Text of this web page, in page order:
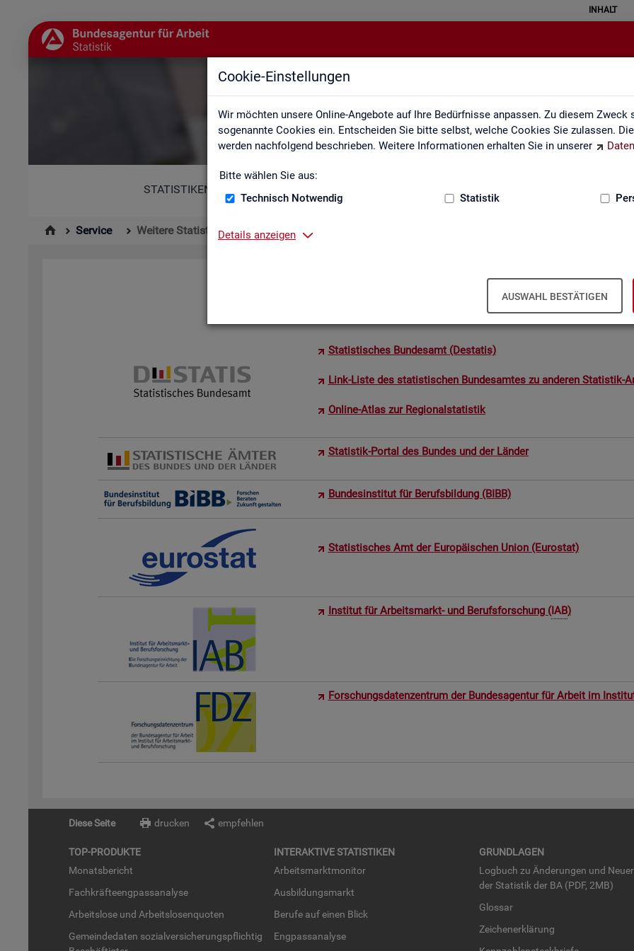
Cookie-Einstellungen
Wir möchten unsere Online-Angebote auf Ihre Bedürfnisse anpassen. Zu diesem Zweck
sogenannte Cookies ein. Entscheiden Sie bitte selbst, welche Cookies Sie zulassen.
werden nachfolgend beschrieben. Weitere Informationen erhalten Sie in unserer
Bitte wählen Sie aus:
Technisch Notwendig
Statistik
Details anzeigen
AUSWAHL BESTÄTIGEN
INHALT
Weitere Statistikangebote
STATISTIKEN
Service Weitere Statistikangebote
Wei­te­re Sta­tis­tik­an­ge­bo­te
Hier er­hal­ten Sie eine Aus­wahl wei­te­rer Sta­tis­tik­an­ge­bo­te an­de­rer
Sta­tis­ti­sches Bun­des­amt (De­sta­tis)
Link-Liste des sta­tis­ti­schen Bun­des­am­tes zu an­de­ren Sta­tis­tik-
On­line-Atlas zur Re­gio­nal­sta­tis­tik
Sta­tis­tik-Por­tal des Bun­des und der Län­der
Bun­des­in­sti­tut für Be­rufs­bil­dung (BIBB)
Sta­tis­ti­sches Amt der Eu­ro­päi­schen Union (Eu­ro­stat)
In­sti­tut für Ar­beits­markt- und Be­rufs­for­schung (IAB)
For­schungs­da­ten­zen­trum der Bun­des­agen­tur für Ar­beit im
Diese Seite drucken empfehlen
TOP-PRO­DUK­TE
Mo­nats­be­richt
Fach­kräf­te­eng­pass­ana­ly­se
Ar­beits­lo­se und Ar­beits­lo­sen­quo­ten
Ge­mein­de­da­ten so­zi­al­ver­si­che­rungs­pflich­tig
IN­TER­AK­TI­VE STA­TIS­TI­KEN
Ar­beits­markt­mo­ni­tor
Aus­bil­dungs­markt
Be­ru­fe auf einen Blick
Eng­pass­ana­ly­se
GRUND­LA­GEN
Log­buch zu Än­de­run­gen und
der Sta­tis­tik der BA (PDF, 2MB)
Glos­sar
Zei­chen­er­klä­rung